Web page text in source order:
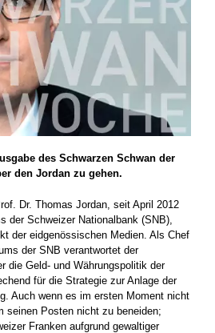
des Schwarzen Schwan der
den Jordan zu gehen.
Dr. Thomas Jordan, seit April 2012
der Schweizer Nationalbank (SNB),
der eidgenössischen Medien. Als Chef
der SNB verantwortet der
die Geld- und Währungspolitik der
für die Strategie zur Anlage der
Auch wenn es im ersten Moment nicht
seinen Posten nicht zu beneiden;
Franken aufgrund gewaltiger